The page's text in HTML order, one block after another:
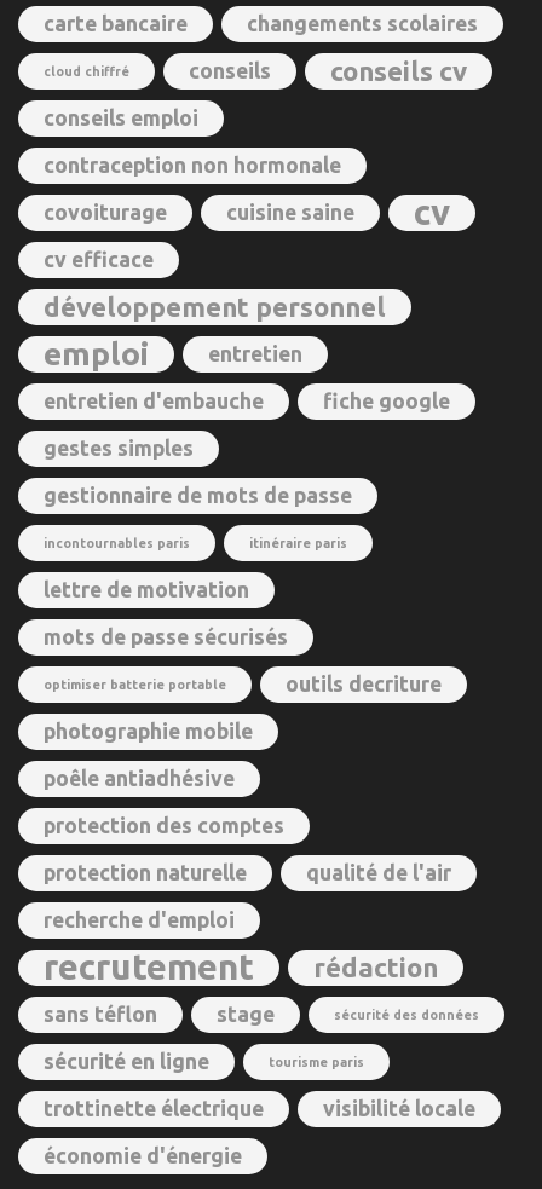
carte bancaire changements scolaires
cloud chiffré conseils conseils cv
conseils emploi
contraception non hormonale
covoiturage cuisine saine cv
cv efficace
développement personnel
emploi entretien
entretien d'embauche fiche google
gestes simples
gestionnaire de mots de passe
incontournables paris itinéraire paris
lettre de motivation
mots de passe sécurisés
optimiser batterie portable outils decriture
photographie mobile
poêle antiadhésive
protection des comptes
protection naturelle qualité de l'air
recherche d'emploi
recrutement rédaction
sans téflon stage sécurité des données
sécurité en ligne tourisme paris
trottinette électrique visibilité locale
économie d'énergie